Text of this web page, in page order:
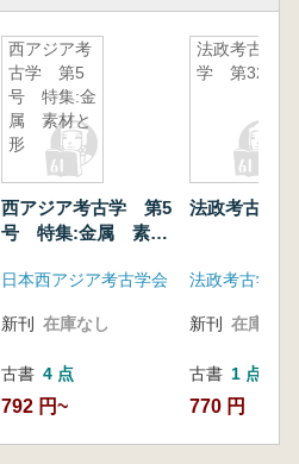
西アジア考
古学 第5
号 特集:金
属 素材と
形
西アジア考古学 第5
号 特集:金属 素材
日本西アジア考古学会
新刊 在庫なし
古書 4 点
792 円~
法政考古
学 第32集
法政考古学
法政考古学会
新刊 在庫なし
古書 1 点
770 円